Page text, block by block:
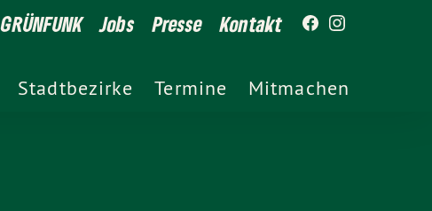
GRÜNFUNK Jobs Presse Kontakt
Stadtbezirke Termine Mitmachen